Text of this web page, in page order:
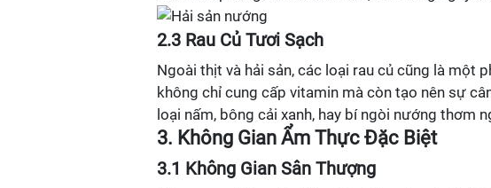
2.3 Rau Củ Tươi Sạch
Ngoài thịt và hải sản, các loại rau củ cũng là một
không chỉ cung cấp vitamin mà còn tạo nên sự
loại nấm, bông cải xanh, hay bí ngòi nướng thơm
3. Không Gian Ẩm Thực Đặc Biệt
3.1 Không Gian Sân Thượng